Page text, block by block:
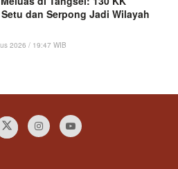
dan Serpong Jadi Wilayah
2026 / 19:47 WIB